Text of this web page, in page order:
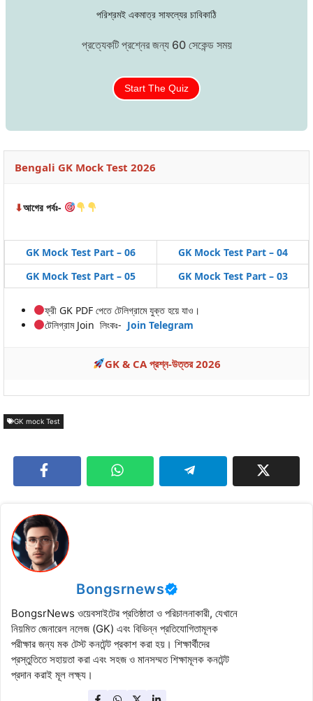
পরিশ্রমই একমাত্র সাফল্যের চাবিকাঠি
প্রত্যেকটি প্রশ্নের জন্য 60 সেকেন্ড সময়
Start The Quiz
Bengali GK Mock Test 2026
⬇আগের পর্বঃ-
GK Mock Test Part – 06
GK Mock Test Part – 04
GK Mock Test Part – 05
GK Mock Test Part – 03
ফ্রী GK PDF পেতে টেলিগ্রামে যুক্ত হয়ে যাও।
টেলিগ্রাম Join লিংকঃ- Join Telegram
GK & CA প্রশ্ন-উত্তর 2026
GK mock Test
Bongsrnews
BongsrNews ওয়েবসাইটের প্রতিষ্ঠাতা ও পরিচালনাকারী, যেখানে
নিয়মিত জেনারেল নলেজ (GK) এবং বিভিন্ন প্রতিযোগিতামূলক
পরীক্ষার জন্য মক টেস্ট কনটেন্ট প্রকাশ করা হয়। শিক্ষার্থীদের
প্রস্তুতিতে সহায়তা করা এবং সহজ ও মানসম্মত শিক্ষামূলক কনটেন্ট
প্রদান করাই মূল লক্ষ্য।